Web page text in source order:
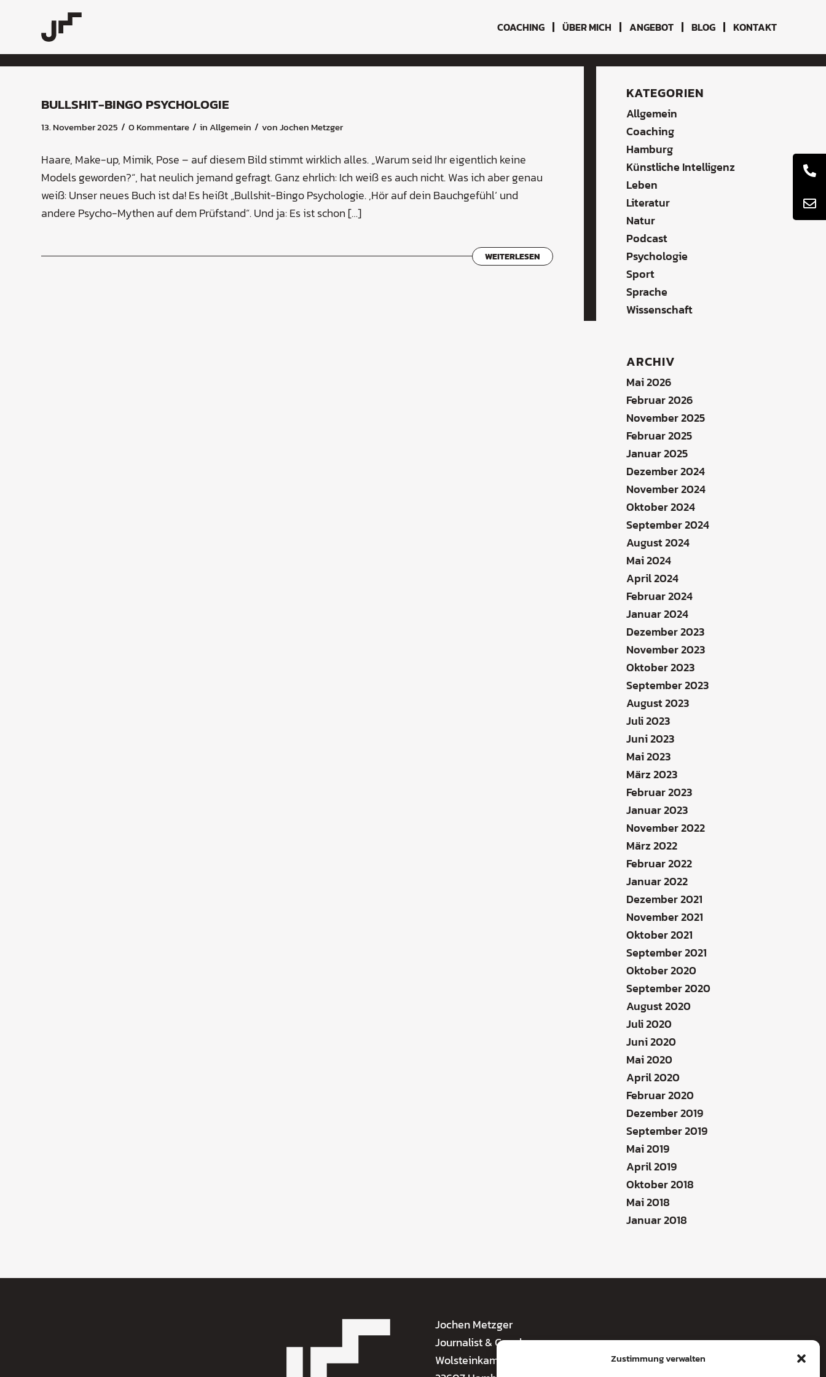
Zustimmung verwalten
COACHING ÜBER MICH ANGEBOT BLOG KONTAKT
BULLSHIT-BINGO PSYCHOLOGIE
13. November 2025 / 0 Kommentare / inAllgemein / vonJochen Metzger
Haare, Make-up, Mimik, Pose – auf diesem Bild stimmt wirklich alles. „Warum seid Ihr eigentlich keine
Models geworden?“, hat neulich jemand gefragt. Ganz ehrlich: Ich weiß es auch nicht. Was ich aber genau
weiß: Unser neues Buch ist da! Es heißt „Bullshit-Bingo Psychologie. ,Hör auf dein Bauchgefühl‘ und
andere Psycho-Mythen auf dem Prüfstand“. Und ja: Es ist schon […]
WEITERLESEN
KATEGORIEN
Allgemein
Coaching
Hamburg
Künstliche Intelligenz
Leben
Literatur
Natur
Podcast
Psychologie
Sport
Sprache
Wissenschaft
ARCHIV
Mai 2026
Februar 2026
November 2025
Februar 2025
Januar 2025
Dezember 2024
November 2024
Oktober 2024
September 2024
August 2024
Mai 2024
April 2024
Februar 2024
Januar 2024
Dezember 2023
November 2023
Oktober 2023
September 2023
August 2023
Juli 2023
Juni 2023
Mai 2023
März 2023
Februar 2023
Januar 2023
November 2022
März 2022
Februar 2022
Januar 2022
Dezember 2021
November 2021
Oktober 2021
September 2021
Oktober 2020
September 2020
August 2020
Juli 2020
Juni 2020
Mai 2020
April 2020
Februar 2020
Dezember 2019
September 2019
Mai 2019
April 2019
Oktober 2018
Mai 2018
Januar 2018
Jochen Metzger
Journalist & Coach
Wolsteinkamp 3